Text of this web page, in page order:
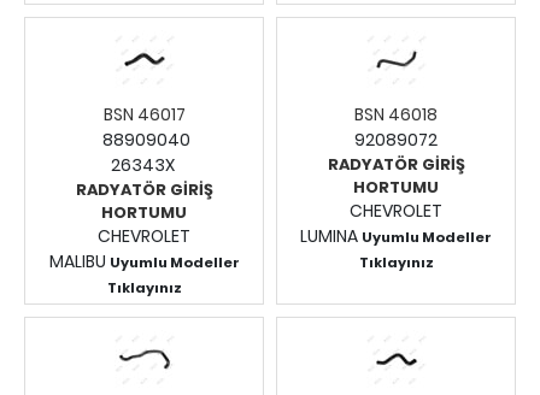
Giriş Yapınız.
Fiyatları Görmek İçin
Giriş Yapınız.
BSN 46017
88909040
26343X
RADYATÖR GİRİŞ
HORTUMU
CHEVROLET
MALIBU Uyumlu Modeller
Tıklayınız
Fiyatları Görmek İçin
Giriş Yapınız.
BSN 46018
92089072
RADYATÖR GİRİŞ
HORTUMU
CHEVROLET
LUMINA Uyumlu Modeller
Tıklayınız
Giriş Yapınız.